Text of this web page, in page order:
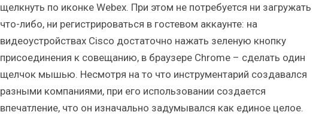
щелкнуть по иконке Webex. При этом не потребуется ни загружать
что-либо, ни регистрироваться в гостевом аккаунте: на
видеоустройствах Cisco достаточно нажать зеленую кнопку
присоединения к совещанию, в браузере Chrome – сделать один
щелчок мышью. Несмотря на то что инструментарий создавался
разными компаниями, при его использовании создается
впечатление, что он изначально задумывался как единое целое.